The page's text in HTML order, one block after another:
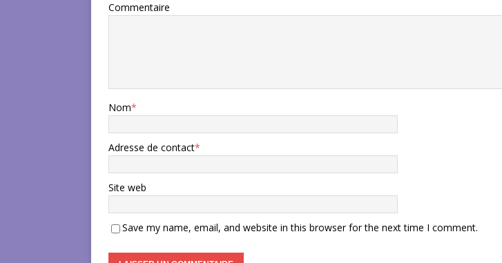
Commentaire
Nom*
Adresse de contact*
Site web
Save my name, email, and website in this browser for the next time I comment.